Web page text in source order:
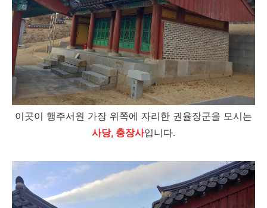
이곳이 행주서원 가장 위쪽에 자리한 권율장군을 모시는
사당, 충장사입니다.